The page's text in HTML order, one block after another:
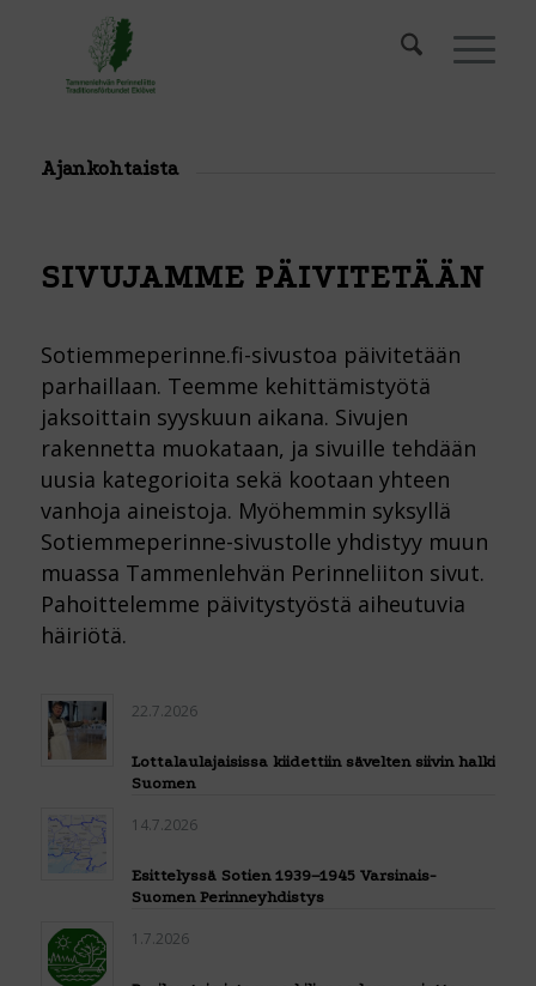
Ajankohtaista
SIVUJAMME PÄIVITETÄÄN
Sotiemmeperinne.fi-sivustoa päivitetään
parhaillaan. Teemme kehittämistyötä
jaksoittain syyskuun aikana. Sivujen
rakennetta muokataan, ja sivuille tehdään
uusia kategorioita sekä kootaan yhteen
vanhoja aineistoja. Myöhemmin syksyllä
Sotiemmeperinne-sivustolle yhdistyy muun
muassa Tammenlehvän Perinneliiton sivut.
Pahoittelemme päivitystyöstä aiheutuvia
häiriötä.
22.7.2026
Lottalaulajaisissa kiidettiin sävelten siivin halki
Suomen
14.7.2026
Esittelyssä Sotien 1939–1945 Varsinais-
Suomen Perinneyhdistys
1.7.2026